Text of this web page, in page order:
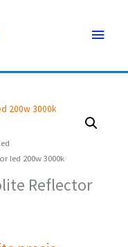
led 200w 3000k
Reflector